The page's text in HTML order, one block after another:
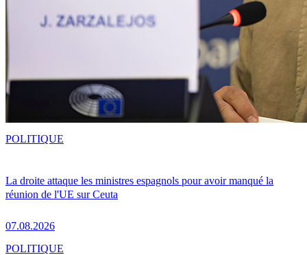
La droite attaque les ministres espagnols pour avoir manqué la
réunion de l'UE sur Ceuta
07.08.2026
POLITIQUE
POLITIQUE